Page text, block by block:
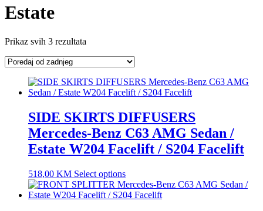
Estate
Prikaz svih 3 rezultata
SIDE SKIRTS DIFFUSERS
Mercedes-Benz C63 AMG Sedan /
Estate W204 Facelift / S204 Facelift
518,00 KM Select options